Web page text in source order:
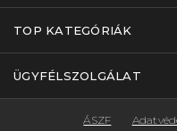
TOP KATEGÓRIÁK
ÜGYFÉLSZOLGÁLAT
ÁSZF